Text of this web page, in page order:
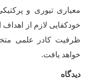
معیاری تیوری و
خودکفایی لازم از
ظرفیت کادر علمی
خواهد یافت.
دیدگاه